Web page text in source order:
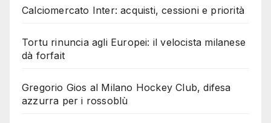
Calciomercato Inter: acquisti, cessioni e priorità
Tortu rinuncia agli Europei: il velocista milanese
dà forfait
Gregorio Gios al Milano Hockey Club, difesa
azzurra per i rossoblù